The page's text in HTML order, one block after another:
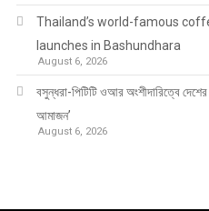
Thailand’s world-famous
launches in Bashundhara
August 6, 2026
বসুন্ধরা-পিটিটি ওআর অংশীদারিত্বে দেশের
আমাজন’
August 6, 2026